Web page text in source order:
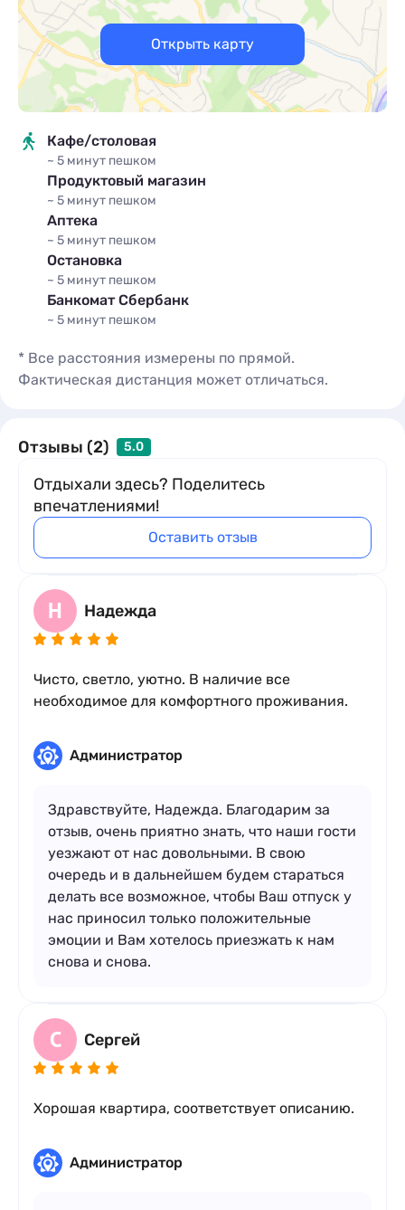
процедуру верификации. От вас потребуется
паспорт (2 и 3 стр. ). На этом этапе у некоторых
клиентов возникают опасения, что в дальнейшем
фото могут использоваться в мошеннических
схемах. Для своего спокойствия вы можете
нанести на фото большую надпись «только для
бронирования».
После вы получите подробную инструкцию по
заселению со всеми кодами доступа и отметкой на
карте.
Заселение - после 14: 00
Выезд - до 12: 00
Т. е. независимо от того во сколько вы заехали в
квартиру, освободить ее нужно до 12: 00 дня.
Условия раннего заселения и позднего выезда
оговариваются индивидуально при наличии
возможности.
Открыть карту
Кафе/столовая
~ 5 минут пешком
Продуктовый магазин
~ 5 минут пешком
Аптека
~ 5 минут пешком
Остановка
~ 5 минут пешком
Банкомат Сбербанк
~ 5 минут пешком
* Все расстояния измерены по прямой.
Фактическая дистанция может отличаться.
Отзывы (2) 5.0
Отдыхали здесь? Поделитесь
впечатлениями!
Оставить отзыв
Н Надежда
Чисто, светло, уютно. В наличие все
необходимое для комфортного проживания.
Администратор
Здравствуйте, Надежда. Благодарим за
отзыв, очень приятно знать, что наши гости
уезжают от нас довольными. В свою
очередь и в дальнейшем будем стараться
делать все возможное, чтобы Ваш отпуск у
нас приносил только положительные
эмоции и Вам хотелось приезжать к нам
снова и снова.
С Сергей
Хорошая квартира, соответствует описанию.
Администратор